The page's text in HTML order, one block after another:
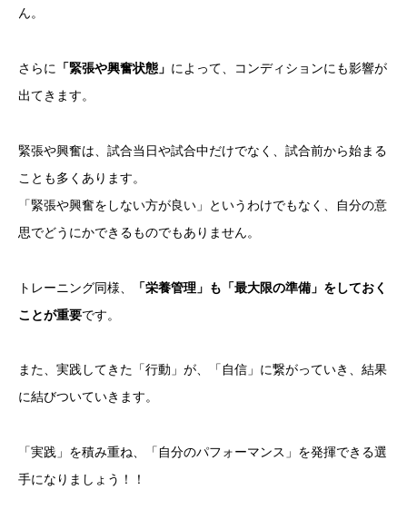
ん。
さらに 「緊張や興奮状態」 によって、コンディションにも影響が
出てきます。
緊張や興奮は、試合当日や試合中だけでなく、試合前から始まる
ことも多くあります。
「緊張や興奮をしない方が良い」というわけでもなく、自分の意
思でどうにかできるものでもありません。
トレーニング同様、
「栄養管理」も「最大限の準備」をしておく
ことが重要です。
また、実践してきた「行動」が、「自信」に繋がっていき、結果
に結びついていきます。
「実践」を積み重ね、「自分のパフォーマンス」を発揮できる選
手になりましょう！！